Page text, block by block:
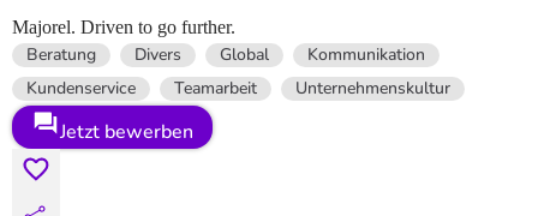
Majorel. Driven to go further.
Beratung Divers Global
Kommunikation
Kundenservice
Teamarbeit Unternehmenskultur
Jetzt bewerben